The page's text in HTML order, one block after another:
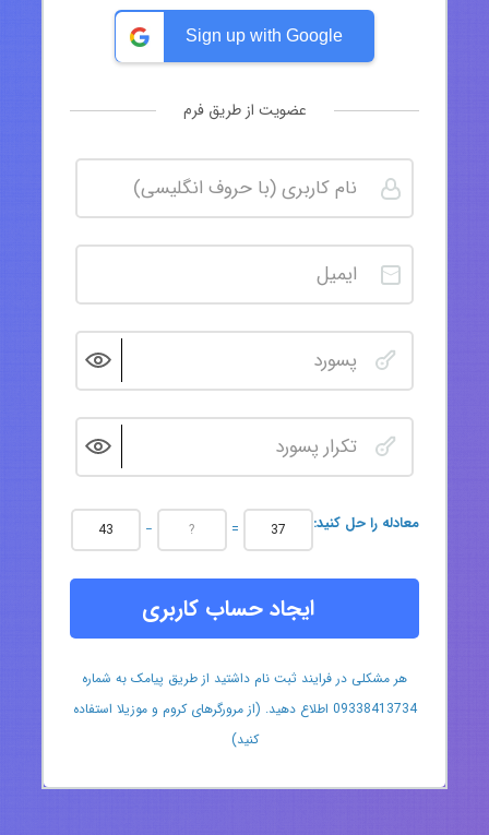
Sign up with Google
عضویت از طریق فرم
:معادله را حل کنید − =
ایجاد حساب کاربری
هر مشکلی در فرایند ثبت نام داشتید از طریق پیامک به شماره
09338413734 اطلاع دهید. (از مرورگرهای کروم و موزیلا استفاده
کنید)